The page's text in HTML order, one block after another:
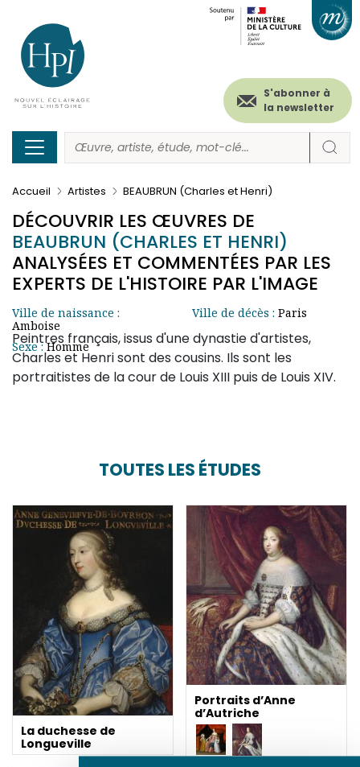
contenu
principal
Menu
secondaire
(header)
S'abonner à
la newsletter
Accueil Artistes BEAUBRUN (Charles et Henri)
DÉCOUVRIR LES ŒUVRES DE
BEAUBRUN (CHARLES ET HENRI)
ANALYSÉES ET COMMENTÉES PAR LES
EXPERTS DE L'HISTOIRE PAR L'IMAGE
Ville de naissance :
Amboise
Sexe :Homme
Ville de décès : Paris
Peintres français, issus d'une dynastie d'artistes,
Charles et Henri sont des cousins. Ils sont les
portraitistes de la cour de Louis XIII puis de Louis XIV.
TOUTES LES ÉTUDES
La duchesse de
Longueville
Portraits d’Anne
d’Autriche